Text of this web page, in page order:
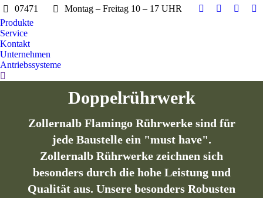
07471 Montag – Freitag 10 – 17 UHR
Facebook
window
Twitter
window
Produkte
Service
Kontakt
Unternehmen
Antriebssysteme
Search:
Doppelrührwerk
Zollernalb Flamingo Rührwerke sind für
jede Baustelle ein "must have".
Zollernalb Rührwerke zeichnen sich
besonders durch die hohe Leistung und
Qualität aus. Unsere besonders Robusten